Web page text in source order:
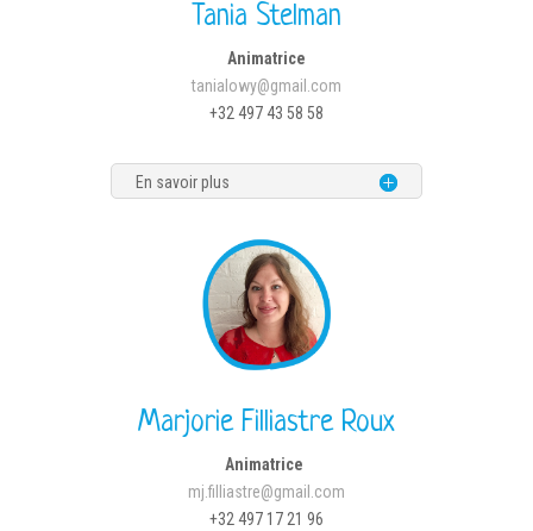
Tania Stelman
Animatrice
tanialowy@gmail.com
+32 497 43 58 58
En savoir plus
Marjorie Filliastre Roux
Animatrice
mj.filliastre@gmail.com
+32 497 17 21 96